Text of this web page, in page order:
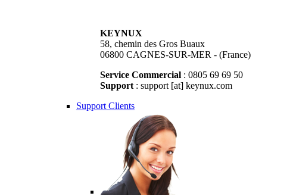
KEYNUX
58, chemin des Gros Buaux
06800 CAGNES-SUR-MER - (France)
Service Commercial : 0805 69 69 50
Support : support [at] keynux.com
Support Clients